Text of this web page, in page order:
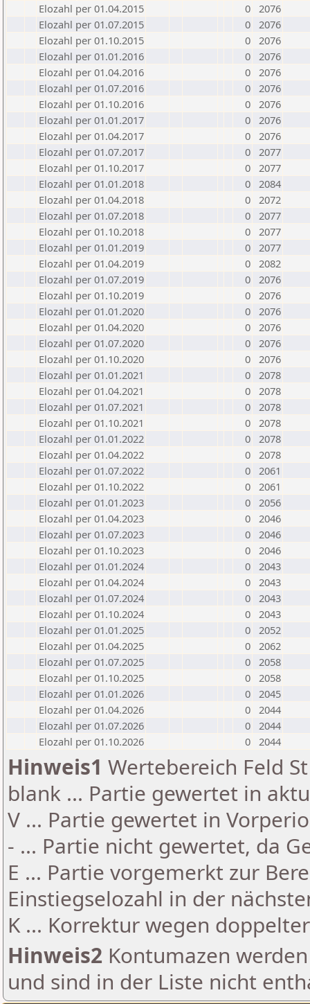
Elozahl per 01.04.2015
0 2076
Elozahl per 01.07.2015
0 2076
Elozahl per 01.10.2015
0 2076
Elozahl per 01.01.2016
0 2076
Elozahl per 01.04.2016
0 2076
Elozahl per 01.07.2016
0 2076
Elozahl per 01.10.2016
0 2076
Elozahl per 01.01.2017
0 2076
Elozahl per 01.04.2017
0 2076
Elozahl per 01.07.2017
0 2077
Elozahl per 01.10.2017
0 2077
Elozahl per 01.01.2018
0 2084
Elozahl per 01.04.2018
0 2072
Elozahl per 01.07.2018
0 2077
Elozahl per 01.10.2018
0 2077
Elozahl per 01.01.2019
0 2077
Elozahl per 01.04.2019
0 2082
Elozahl per 01.07.2019
0 2076
Elozahl per 01.10.2019
0 2076
Elozahl per 01.01.2020
0 2076
Elozahl per 01.04.2020
0 2076
Elozahl per 01.07.2020
0 2076
Elozahl per 01.10.2020
0 2076
Elozahl per 01.01.2021
0 2078
Elozahl per 01.04.2021
0 2078
Elozahl per 01.07.2021
0 2078
Elozahl per 01.10.2021
0 2078
Elozahl per 01.01.2022
0 2078
Elozahl per 01.04.2022
0 2078
Elozahl per 01.07.2022
0 2061
Elozahl per 01.10.2022
0 2061
Elozahl per 01.01.2023
0 2056
Elozahl per 01.04.2023
0 2046
Elozahl per 01.07.2023
0 2046
Elozahl per 01.10.2023
0 2046
Elozahl per 01.01.2024
0 2043
Elozahl per 01.04.2024
0 2043
Elozahl per 01.07.2024
0 2043
Elozahl per 01.10.2024
0 2043
Elozahl per 01.01.2025
0 2052
Elozahl per 01.04.2025
0 2062
Elozahl per 01.07.2025
0 2058
Elozahl per 01.10.2025
0 2058
Elozahl per 01.01.2026
0 2045
Elozahl per 01.04.2026
0 2044
Elozahl per 01.07.2026
0 2044
Elozahl per 01.10.2026
0 2044
Hinweis1 Wertebereich Feld
blank ... Partie gewertet in
V ... Partie gewertet in
- ... Partie nicht gewertet, da
E ... Partie vorgemerkt zur
Einstiegselozahl in der
K ... Korrektur wegen
Hinweis2 Kontumazen
und sind in der Liste nicht